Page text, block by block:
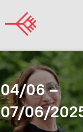
04/06 –
07/06/